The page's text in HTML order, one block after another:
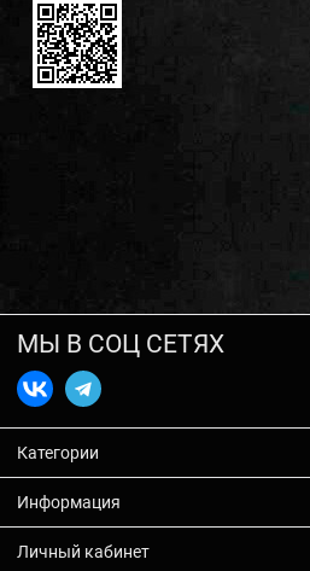
МЫ В СОЦ СЕТЯХ
Категории
Информация
Личный кабинет